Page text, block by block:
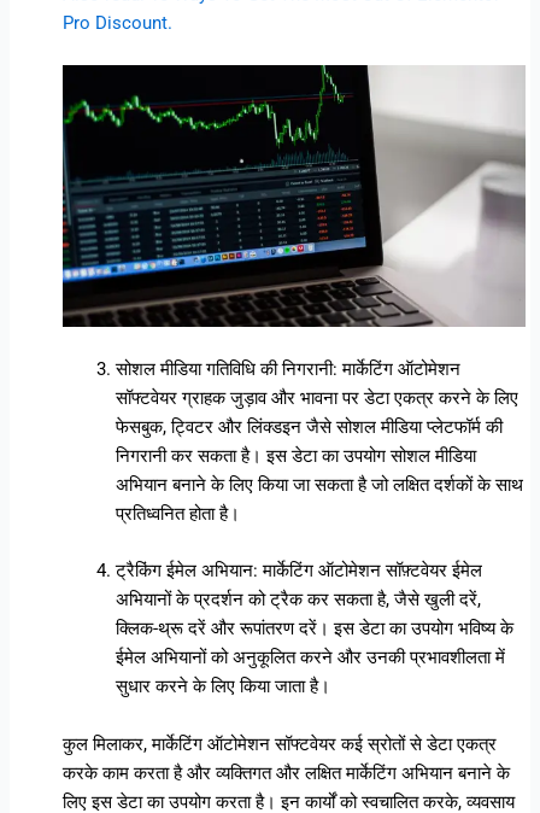
Pro Discount.
सोशल मीडिया गतिविधि की निगरानी: मार्केटिंग ऑटोमेशन
सॉफ्टवेयर ग्राहक जुड़ाव और भावना पर डेटा एकत्र करने के लिए
फेसबुक, ट्विटर और लिंक्डइन जैसे सोशल मीडिया प्लेटफॉर्म की
निगरानी कर सकता है। इस डेटा का उपयोग सोशल मीडिया
अभियान बनाने के लिए किया जा सकता है जो लक्षित दर्शकों के साथ
प्रतिध्वनित होता है।
ट्रैकिंग ईमेल अभियान: मार्केटिंग ऑटोमेशन सॉफ़्टवेयर ईमेल
अभियानों के प्रदर्शन को ट्रैक कर सकता है, जैसे खुली दरें,
क्लिक-थ्रू दरें और रूपांतरण दरें। इस डेटा का उपयोग भविष्य के
ईमेल अभियानों को अनुकूलित करने और उनकी प्रभावशीलता में
सुधार करने के लिए किया जाता है।
कुल मिलाकर, मार्केटिंग ऑटोमेशन सॉफ्टवेयर कई स्रोतों से डेटा एकत्र
करके काम करता है और व्यक्तिगत और लक्षित मार्केटिंग अभियान बनाने के
लिए इस डेटा का उपयोग करता है। इन कार्यों को स्वचालित करके, व्यवसाय